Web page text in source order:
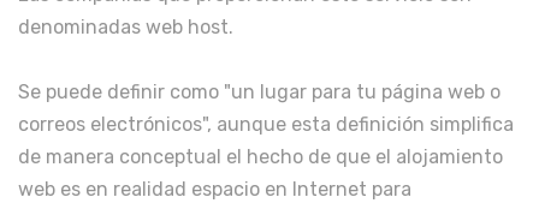
denominadas web host.
Se puede definir como "un lugar para tu página web o
correos electrónicos", aunque esta definición simplifica
de manera conceptual el hecho de que el alojamiento
web es en realidad espacio en Internet para